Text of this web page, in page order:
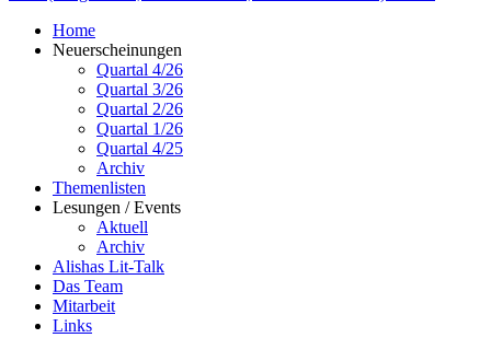
Home
Neuerscheinungen
Quartal 4/26
Quartal 3/26
Quartal 2/26
Quartal 1/26
Quartal 4/25
Archiv
Themenlisten
Lesungen / Events
Aktuell
Archiv
Alishas Lit-Talk
Das Team
Mitarbeit
Links